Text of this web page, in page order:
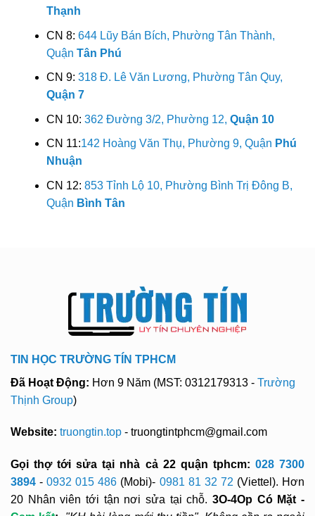
Thạnh
CN 8: 644 Lũy Bán Bích, Phường Tân Thành,
Quận Tân Phú
CN 9: 318 Đ. Lê Văn Lương, Phường Tân Quy,
Quận 7
CN 10: 362 Đường 3/2, Phường 12, Quận 10
CN 11:142 Hoàng Văn Thụ, Phường 9, Quận Phú
Nhuận
CN 12: 853 Tỉnh Lộ 10, Phường Bình Trị Đông B,
Quận Bình Tân
TIN HỌC TRƯỜNG TÍN TPHCM
Đã Hoạt Động: Hơn 9 Năm (MST: 0312179313 - Trường
Thịnh Group)
Website: truongtin.top - truongtintphcm@gmail.com
Gọi thợ tới sửa tại nhà cả 22 quận tphcm: 028 7300
3894-0932 015 486 (Mobi)- 0981 81 32 72 (Viettel). Hơn
20 Nhân viên tới tận nơi sửa tại chỗ. 3O-4Op Có Mặt -